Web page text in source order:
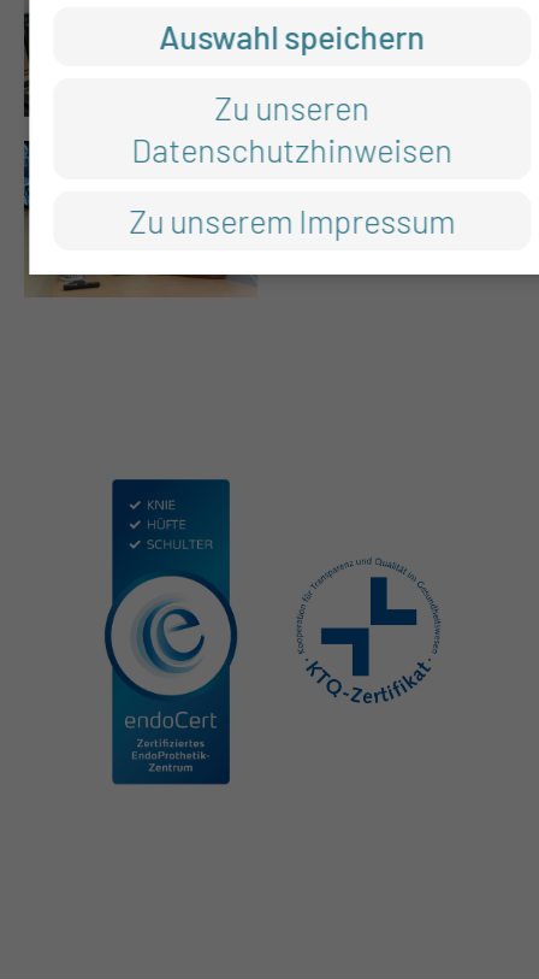
Auswahl speichern
Zu unseren
Datenschutzhinweisen
Zu unserem Impressum